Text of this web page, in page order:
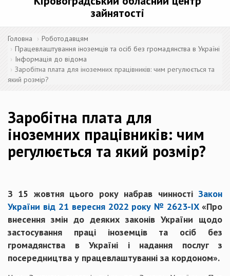
зайнятості
Головна
Роботодавцям
Працевлаштування іноземців та осіб без громадянства в Україні
Інформація до відома
Заробітна плата для іноземних працівників: чим регулюється та
який розмір?
Заробітна плата для
іноземних працівників: чим
регулюється та який розмір?
З 15 жовтня цього року набрав чинності Закон
України від 21 вересня 2022 року № 2623-IX«Про
внесення змін до деяких законів України щодо
застосування праці іноземців та осіб без
громадянства в Україні і надання послуг з
посередництва у працевлаштуванні за кордоном».